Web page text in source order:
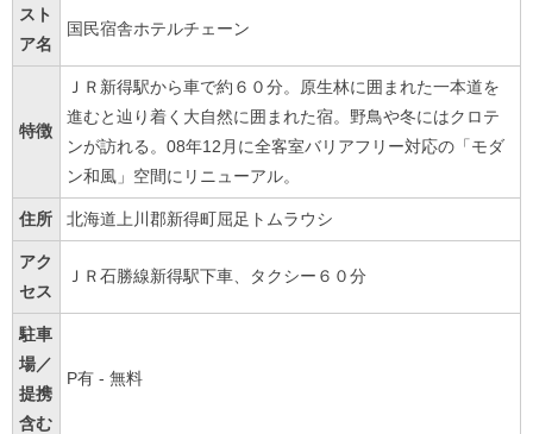
スト
ア名
国民宿舎ホテルチェーン
特徴
ＪＲ新得駅から車で約６０分。原生林に囲まれた一本道を
進むと辿り着く大自然に囲まれた宿。野鳥や冬にはクロテ
ンが訪れる。08年12月に全客室バリアフリー対応の「モダ
ン和風」空間にリニューアル。
住所 北海道上川郡新得町屈足トムラウシ
アク
セス
ＪＲ石勝線新得駅下車、タクシー６０分
駐車
場／
提携
含む
P有 - 無料